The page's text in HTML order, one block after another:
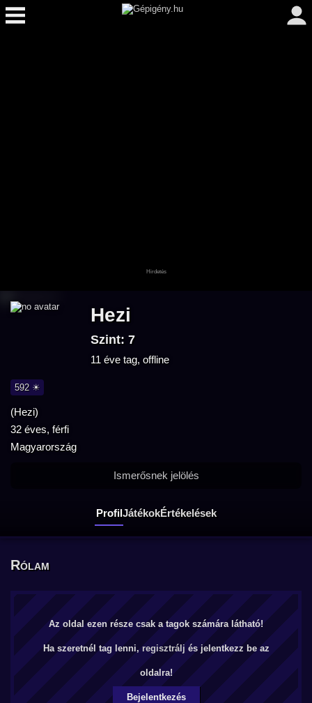
Hezi
Szint: 7
11 éve tag, offline
592 ☀
(Hezi)
32 éves, férfi
Magyarország
ProfilJátékokÉrtékelések
Ismerősnek jelölés
Rólam
Az oldal ezen része csak a tagok számára látható!
Ha szeretnél tag lenni, regisztrálj és jelentkezz be az
oldalra!
Bejelentkezés